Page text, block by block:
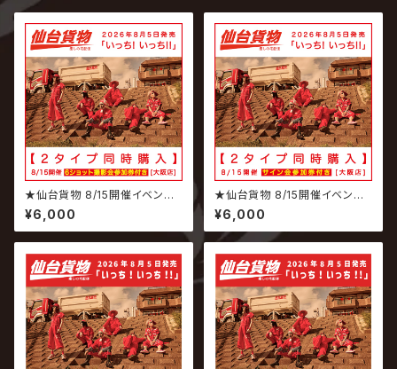
★仙台貨物 8/15開催イベント
専用商品★ 2026.08.05 仙台
貨物 / いっち! いっち!! 【6ショッ
ト撮影会参加権付】
¥6,000
★仙台貨物 8/15開催イベント
専用商品★ 2026.08.05 仙台
貨物 / いっち! いっち!! 【サイン
会参加権付】
¥6,000